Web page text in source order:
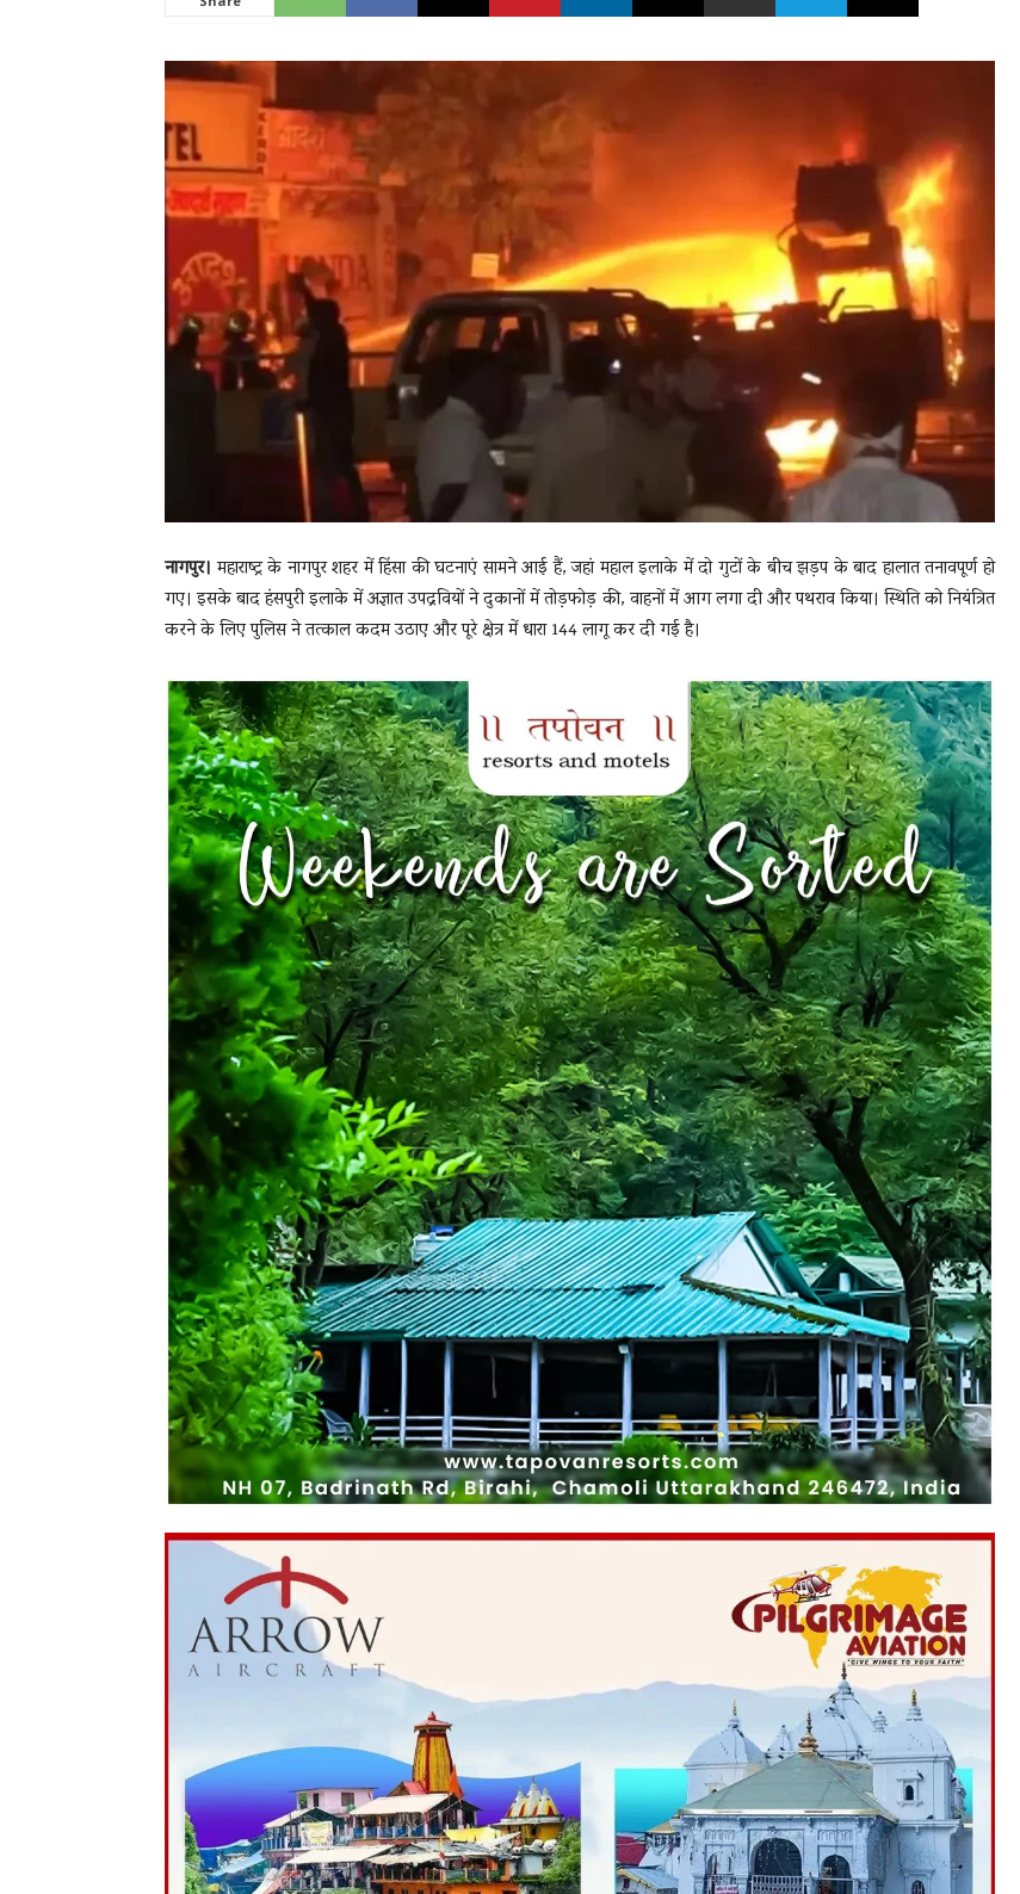
News
LIVE
नागपुर। महाराष्ट्र के नागपुर शहर में हिंसा की घटनाएं सामने आई हैं, जहां महाल इलाके में दो गुटों के बीच झड़प के बाद हालात तनावपूर्ण हो
गए। इसके बाद हंसपुरी इलाके में अज्ञात उपद्रवियों ने दुकानों में तोड़फोड़ की, वाहनों में आग लगा दी और पथराव किया। स्थिति को नियंत्रित
करने के लिए पुलिस ने तत्काल कदम उठाए और पूरे क्षेत्र में धारा 144 लागू कर दी गई है।